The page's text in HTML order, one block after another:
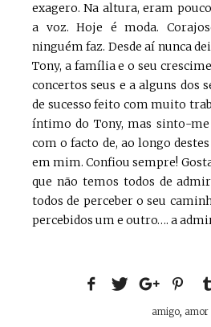
exagero. Na altura, eram
a voz. Hoje é moda.
ninguém faz. Desde aí nunca
Tony, a família e o seu
concertos seus e a alguns dos
de sucesso feito com muito
íntimo do Tony, mas sinto-
com o facto de, ao longo
em mim. Confiou sempre!
que não temos todos de
todos de perceber o seu
percebidos um e outro…. a
amigo, amor